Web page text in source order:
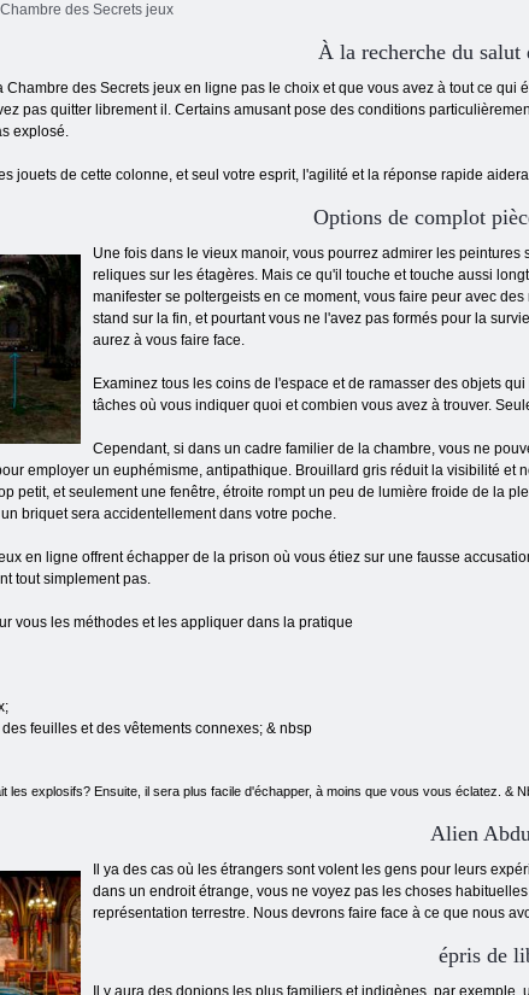
Chambre des Secrets jeux
À la recherche du salut
Chambre des Secrets jeux en ligne pas le choix et que vous avez à tout ce
pas quitter librement il. Certains amusant pose des conditions
explosé.
jouets de cette colonne, et seul votre esprit, l'agilité et la réponse rapide
Options de complot
Une fois dans le vieux manoir, vous pourrez admirer les
reliques sur les étagères. Mais ce qu'il touche et touche aussi
manifester se poltergeists en ce moment, vous faire peur avec
stand sur la fin, et pourtant vous ne l'avez pas formés pour la
aurez à vous faire face.
Examinez tous les coins de l'espace et de ramasser des objets
tâches où vous indiquer quoi et combien vous avez à trouver.
Cependant, si dans un cadre familier de la chambre, vous ne
employer un euphémisme, antipathique. Brouillard gris réduit la visibilité
petit, et seulement une fenêtre, étroite rompt un peu de lumière froide de la
briquet sera accidentellement dans votre poche.
en ligne offrent échapper de la prison où vous étiez sur une fausse
tout simplement pas.
vous les méthodes et les appliquer dans la pratique
feuilles et des vêtements connexes; & nbsp
les explosifs? Ensuite, il sera plus facile d'échapper, à moins que vous vous éclatez. &
Alien
Il ya des cas où les étrangers sont volent les gens pour leurs
dans un endroit étrange, vous ne voyez pas les choses
représentation terrestre. Nous devrons faire face à ce que nous
épris de
Il y aura des donjons les plus familiers et indigènes, par